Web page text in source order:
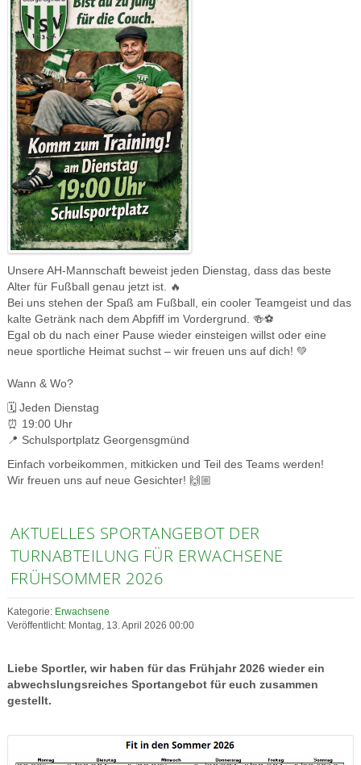
Unsere AH-Mannschaft beweist jeden Dienstag, dass das beste
Alter für Fußball genau jetzt ist. 🔥
Bei uns stehen der Spaß am Fußball, ein cooler Teamgeist und das
kalte Getränk nach dem Abpfiff im Vordergrund. 🍻⚽️
Egal ob du nach einer Pause wieder einsteigen willst oder eine
neue sportliche Heimat suchst – wir freuen uns auf dich! 💚
Wann & Wo?
🗓️ Jeden Dienstag
⏰ 19:00 Uhr
📍 Schulsportplatz Georgensgmünd
Einfach vorbeikommen, mitkicken und Teil des Teams werden!
Wir freuen uns auf neue Gesichter! 🙌🏼
AKTUELLES SPORTANGEBOT DER
TURNABTEILUNG FÜR ERWACHSENE
FRÜHSOMMER 2026
Kategorie: Erwachsene
Veröffentlicht: Montag, 13. April 2026 00:00
Liebe Sportler, wir haben für das Frühjahr 2026 wieder ein
abwechslungsreiches Sportangebot für euch zusammen
gestellt.